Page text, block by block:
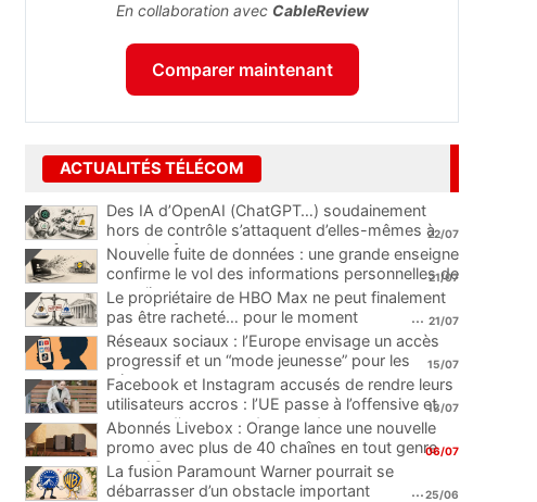
En collaboration avec CableReview
Comparer maintenant
ACTUALITÉS TÉLÉCOM
Des IA d’OpenAI (ChatGPT…) soudainement
hors de contrôle s’attaquent d’elles-mêmes à
une plateforme
...
22/07
Nouvelle fuite de données : une grande enseigne
confirme le vol des informations personnelles de
ses clients
...
21/07
Le propriétaire de HBO Max ne peut finalement
pas être racheté… pour le moment
... 21/07
Réseaux sociaux : l’Europe envisage un accès
progressif et un “mode jeunesse” pour les
mineurs
...
15/07
Facebook et Instagram accusés de rendre leurs
utilisateurs accros : l’UE passe à l’offensive et
menace d’une amende record
...
13/07
Abonnés Livebox : Orange lance une nouvelle
promo avec plus de 40 chaînes en tout genre
pour 1€
06/07
La fusion Paramount Warner pourrait se
débarrasser d’un obstacle important
...25/06